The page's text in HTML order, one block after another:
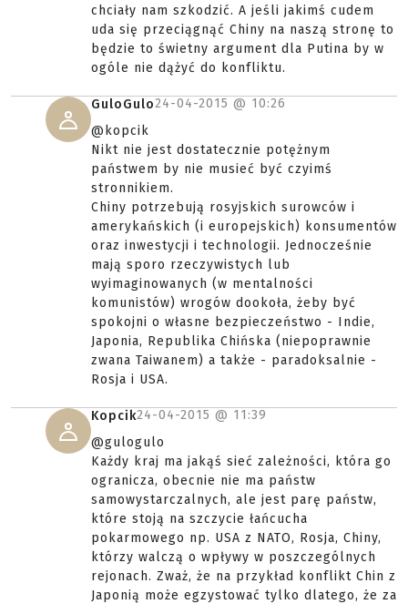
chciały nam szkodzić. A jeśli jakimś cudem
uda się przeciągnąć Chiny na naszą stronę to
będzie to świetny argument dla Putina by w
ogóle nie dążyć do konfliktu.
GuloGulo24-04-2015 @ 10:26
@kopcik
Nikt nie jest dostatecznie potężnym
państwem by nie musieć być czyimś
stronnikiem.
Chiny potrzebują rosyjskich surowców i
amerykańskich (i europejskich) konsumentów
oraz inwestycji i technologii. Jednocześnie
mają sporo rzeczywistych lub
wyimaginowanych (w mentalności
komunistów) wrogów dookoła, żeby być
spokojni o własne bezpieczeństwo - Indie,
Japonia, Republika Chińska (niepoprawnie
zwana Taiwanem) a także - paradoksalnie -
Rosja i USA.
Kopcik24-04-2015 @ 11:39
@gulogulo
Każdy kraj ma jakąś sieć zależności, która go
ogranicza, obecnie nie ma państw
samowystarczalnych, ale jest parę państw,
które stoją na szczycie łańcucha
pokarmowego np. USA z NATO, Rosja, Chiny,
którzy walczą o wpływy w poszczególnych
rejonach. Zważ, że na przykład konflikt Chin z
Japonią może egzystować tylko dlatego, że za